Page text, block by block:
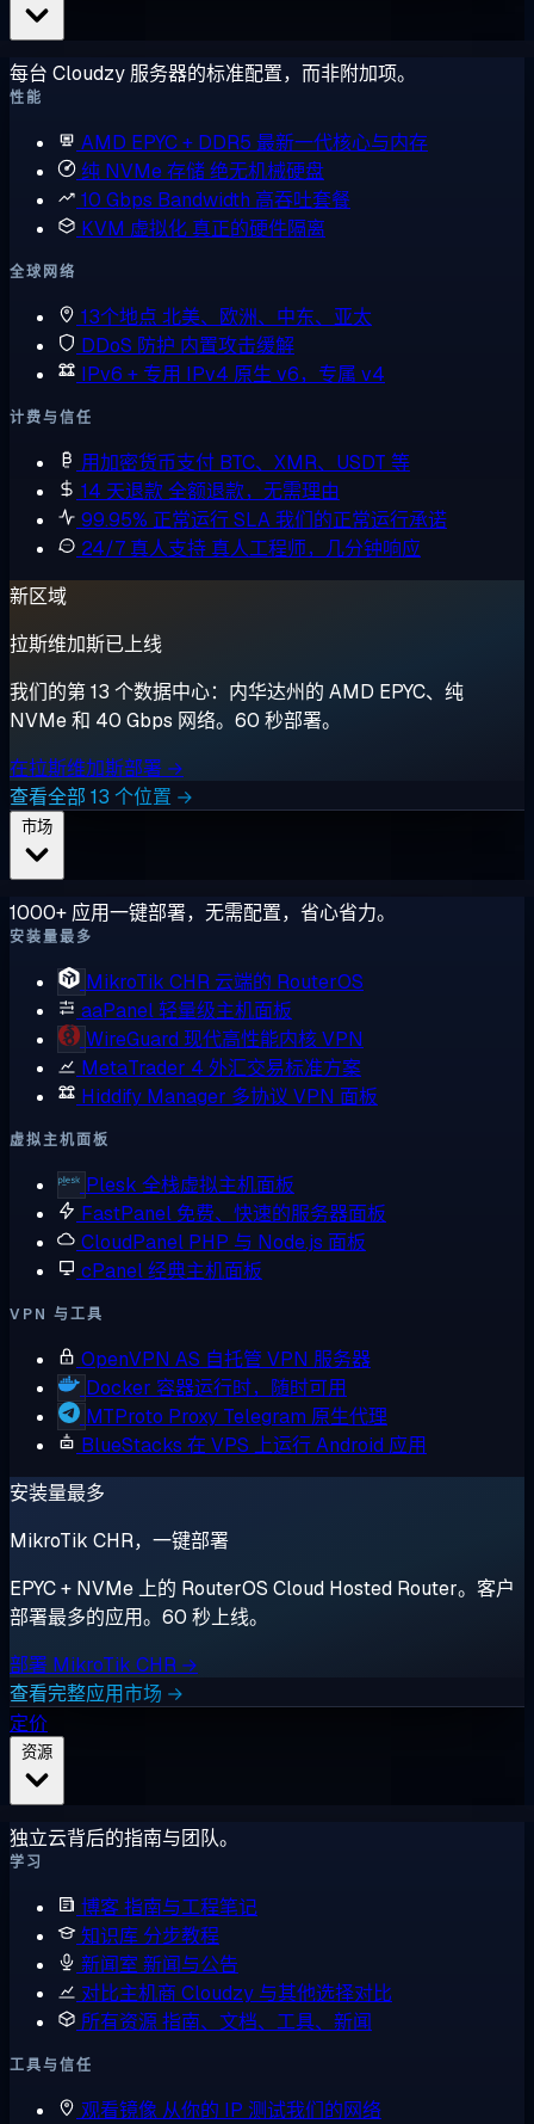
每台 Cloudzy 服务器的标准配置，而非附加项。
性能
AMD EPYC + DDR5 最新一代核心与内存
纯 NVMe 存储绝无机械硬盘
10 Gbps Bandwidth 高吞吐套餐
KVM 虚拟化 真正的硬件隔离
全球网络
13个地点 北美、欧洲、中东、亚太
DDoS 防护 内置攻击缓解
IPv6 + 专用 IPv4 原生 v6，专属 v4
计费与信任
用加密货币支付 BTC、XMR、USDT 等
14 天退款全额退款，无需理由
99.95% 正常运行 SLA我们的正常运行承诺
24/7 真人支持 真人工程师，几分钟响应
新区域
拉斯维加斯已上线
我们的第 13 个数据中心：内华达州的 AMD EPYC、纯
NVMe 和 40 Gbps 网络。60 秒部署。
在拉斯维加斯部署 →
查看全部 13 个位置 →
1000+ 应用一键部署，无需配置，省心省力。
安装量最多
MikroTik CHR 云端的 RouterOS
aaPanel轻量级主机面板
WireGuard 现代高性能内核 VPN
MetaTrader 4 外汇交易标准方案
Hiddify Manager 多协议 VPN 面板
虚拟主机面板
Plesk 全栈虚拟主机面板
FastPanel 免费、快速的服务器面板
CloudPanel PHP 与 Node.js 面板
cPanel经典主机面板
VPN 与工具
OpenVPN AS 自托管 VPN 服务器
Docker 容器运行时，随时可用
MTProto Proxy Telegram 原生代理
BlueStacks 在 VPS 上运行 Android 应用
安装量最多
MikroTik CHR，一键部署
EPYC + NVMe 上的 RouterOS Cloud Hosted Router。客户
部署最多的应用。60 秒上线。
部署 MikroTik CHR →
查看完整应用市场 →
定价
独立云背后的指南与团队。
学习
博客指南与工程笔记
知识库 分步教程
新闻室 新闻与公告
对比主机商 Cloudzy 与其他选择对比
所有资源指南、文档、工具、新闻
工具与信任
观看镜像 从你的 IP 测试我们的网络